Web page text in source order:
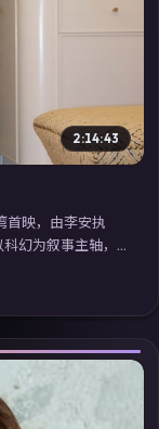
2:14:43
首映，由李安执
幻为叙事主轴，
与配乐强化地域
在线看」延展检